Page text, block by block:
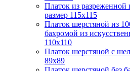
Платок из разреженной
размер 115х115
Платок шерстяной из
бахромой из
110х110
Платок шерстяной с
89x89